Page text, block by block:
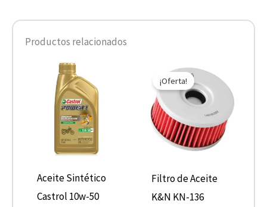
Productos relacionados
Aceite Sintético
Castrol 10w-50
¡Oferta!
Filtro de Aceite
K&N KN-136
precio
original
era:
precio
actual
es:
$3.795.